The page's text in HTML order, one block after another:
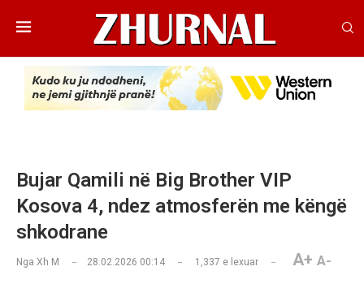
Bujar Qamili në Big Brother VIP
Kosova 4, ndez atmosferën me këngë
shkodrane
Nga Xh M 28.02.2026 00:14 1,337 e lexuar A+ A-